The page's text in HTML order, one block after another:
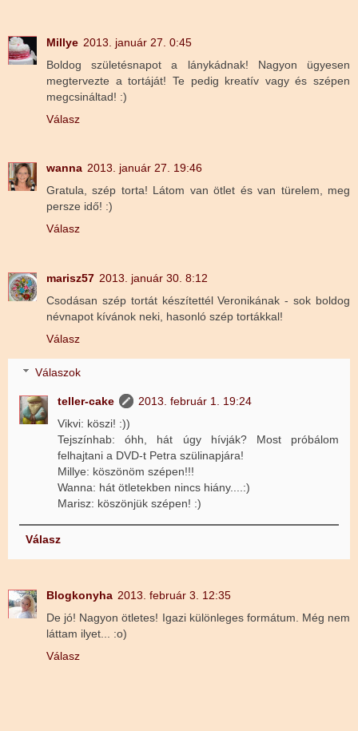
Millye 2013. január 27. 0:45
Boldog születésnapot a lánykádnak! Nagyon ügyesen
megtervezte a tortáját! Te pedig kreatív vagy és szépen
megcsináltad! :)
Válasz
wanna 2013. január 27. 19:46
Gratula, szép torta! Látom van ötlet és van türelem, meg
persze idő! :)
Válasz
marisz57 2013. január 30. 8:12
Csodásan szép tortát készítettél Veronikának - sok boldog
névnapot kívánok neki, hasonló szép tortákkal!
Válasz
Válaszok
teller-cake
2013. február 1. 19:24
Vikvi: köszi! :))
Tejszínhab: óhh, hát úgy hívják? Most próbálom
felhajtani a DVD-t Petra szülinapjára!
Millye: köszönöm szépen!!!
Wanna: hát ötletekben nincs hiány....:)
Marisz: köszönjük szépen! :)
Válasz
Blogkonyha 2013. február 3. 12:35
De jó! Nagyon ötletes! Igazi különleges formátum. Még nem
láttam ilyet... :o)
Válasz